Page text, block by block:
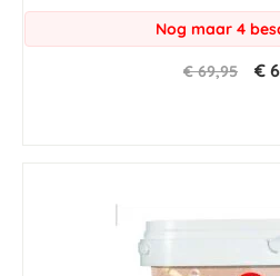
Nog maar 4
€ 69,95 €